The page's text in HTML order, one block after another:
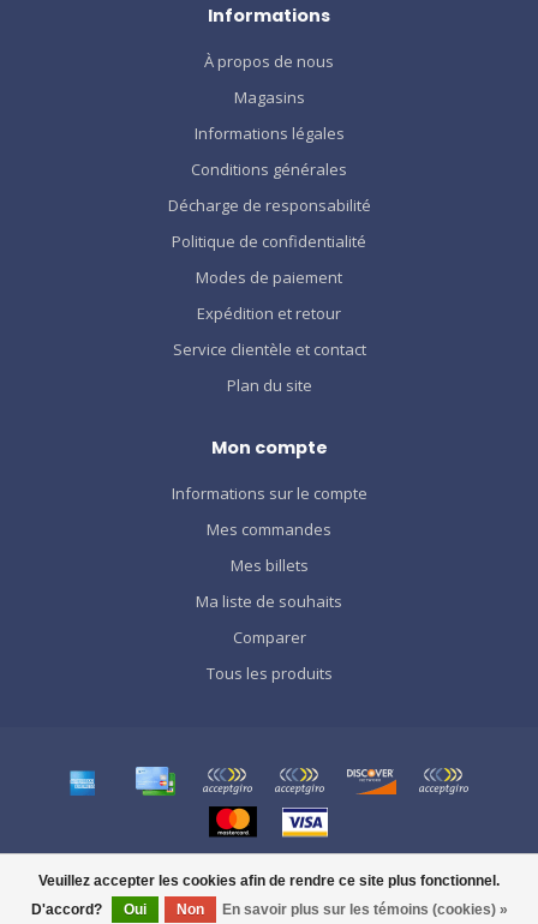
Veuillez accepter les cookies afin de rendre ce site plus fonctionnel.
D'accord?
Oui Non En savoir plus sur les témoins (cookies) »
Informations
À propos de nous
Magasins
Informations légales
Conditions générales
Décharge de responsabilité
Politique de confidentialité
Modes de paiement
Expédition et retour
Service clientèle et contact
Plan du site
Mon compte
Informations sur le compte
Mes commandes
Mes billets
Ma liste de souhaits
Comparer
Tous les produits
© Copyright 2026 SPORTS GRÀCIA